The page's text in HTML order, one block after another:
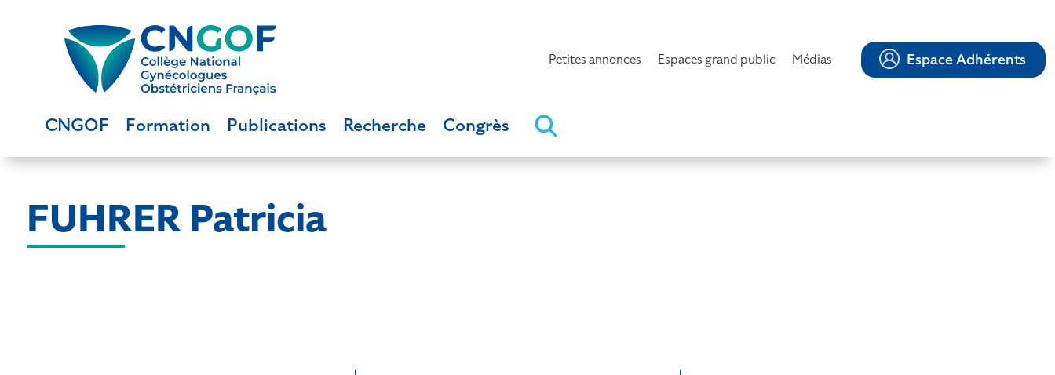
Petites annonces Espaces grand public Médias Espace Adhérents
CNGOF Formation Publications Recherche Congrès
FUHRER Patricia